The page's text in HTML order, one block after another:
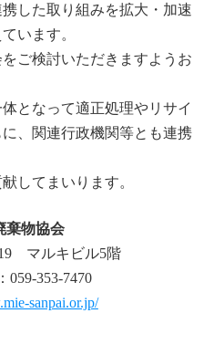
した取り組みを拡大・加速
います。
ご検討いただきますようお
となって適正処理やリサイ
、関連行政機関等とも連携
してまいります。
棄物協会
マルキビル5階
353-7470
sanpai.or.jp/